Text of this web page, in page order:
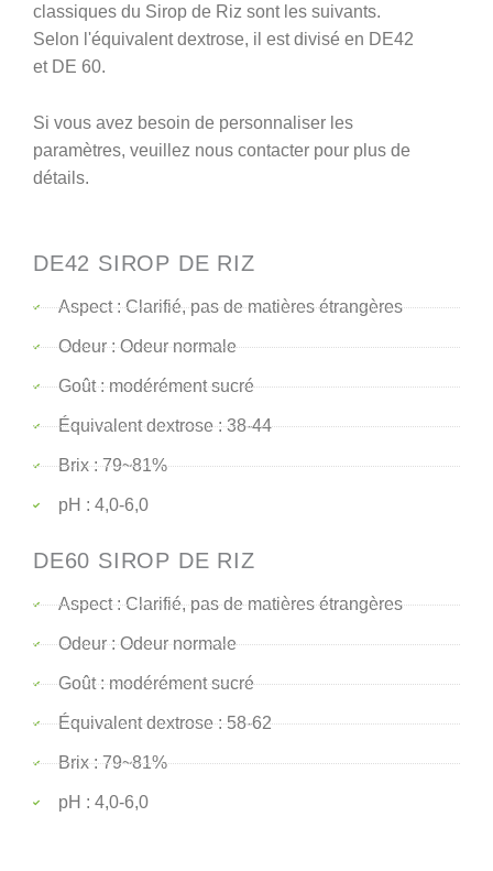
classiques du Sirop de Riz sont les suivants.
Selon l'équivalent dextrose, il est divisé en DE42
et DE 60.
Si vous avez besoin de personnaliser les
paramètres, veuillez nous contacter pour plus de
détails.
DE42 SIROP DE RIZ
Aspect : Clarifié, pas de matières étrangères
Odeur : Odeur normale
Goût : modérément sucré
Équivalent dextrose : 38-44
Brix : 79~81%
pH : 4,0-6,0
DE60 SIROP DE RIZ
Aspect : Clarifié, pas de matières étrangères
Odeur : Odeur normale
Goût : modérément sucré
Équivalent dextrose : 58-62
Brix : 79~81%
pH : 4,0-6,0